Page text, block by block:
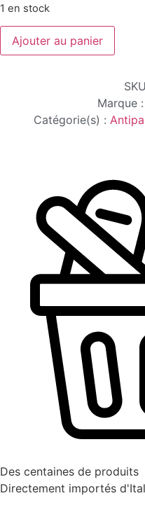
1 en stock
quantité
de
TOMATES
Ajouter au panier
Marque :
Catégorie(s) :
Des centaines de produits
Directement importés